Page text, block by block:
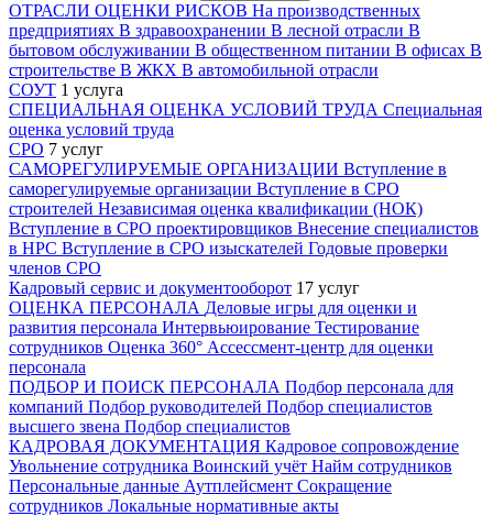
ОТРАСЛИ ОЦЕНКИ РИСКОВ На производственных
предприятиях В здравоохранении В лесной отрасли В
бытовом обслуживании В общественном питании В офисах В
строительстве В ЖКХ В автомобильной отрасли
СОУТ 1 услуга
СПЕЦИАЛЬНАЯ ОЦЕНКА УСЛОВИЙ ТРУДА Специальная
оценка условий труда
СРО 7 услуг
САМОРЕГУЛИРУЕМЫЕ ОРГАНИЗАЦИИ Вступление в
саморегулируемые организации Вступление в СРО
строителей Независимая оценка квалификации (НОК)
Вступление в СРО проектировщиков Внесение специалистов
в НРС Вступление в СРО изыскателей Годовые проверки
членов СРО
Кадровый сервис и документооборот 17 услуг
ОЦЕНКА ПЕРСОНАЛА Деловые игры для оценки и
развития персонала Интервьюирование Тестирование
сотрудников Оценка 360° Ассессмент-центр для оценки
персонала
ПОДБОР И ПОИСК ПЕРСОНАЛА Подбор персонала для
компаний Подбор руководителей Подбор специалистов
высшего звена Подбор специалистов
КАДРОВАЯ ДОКУМЕНТАЦИЯ Кадровое сопровождение
Увольнение сотрудника Воинский учёт Найм сотрудников
Персональные данные Аутплейсмент Сокращение
сотрудников Локальные нормативные акты